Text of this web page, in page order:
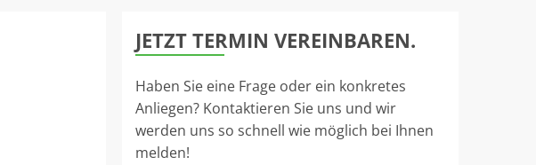
JETZT TERMIN VEREINBAREN.
Haben Sie eine Frage oder ein konkretes
Anliegen? Kontaktieren Sie uns und wir
werden uns so schnell wie möglich bei Ihnen
melden!